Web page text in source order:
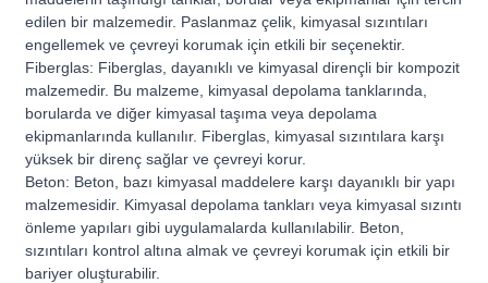
edilen bir malzemedir. Paslanmaz çelik, kimyasal sızıntıları
engellemek ve çevreyi korumak için etkili bir seçenektir.
Fiberglas: Fiberglas, dayanıklı ve kimyasal dirençli bir kompozit
malzemedir. Bu malzeme, kimyasal depolama tanklarında,
borularda ve diğer kimyasal taşıma veya depolama
ekipmanlarında kullanılır. Fiberglas, kimyasal sızıntılara karşı
yüksek bir direnç sağlar ve çevreyi korur.
Beton: Beton, bazı kimyasal maddelere karşı dayanıklı bir yapı
malzemesidir. Kimyasal depolama tankları veya kimyasal sızıntı
önleme yapıları gibi uygulamalarda kullanılabilir. Beton,
sızıntıları kontrol altına almak ve çevreyi korumak için etkili bir
bariyer oluşturabilir.